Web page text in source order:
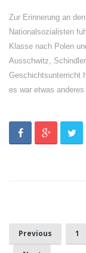
Zur Erinnerung an
Nationalsozialisten
Klasse nach Polen
Ausschwitz,
Geschichtsunterricht
es war etwas
Previous 1